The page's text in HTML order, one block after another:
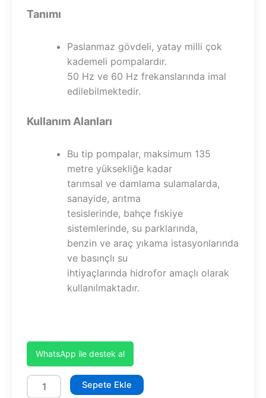
Tanımı
Paslanmaz gövdeli, yatay milli çok
kademeli pompalardır.
50 Hz ve 60 Hz frekanslarında imal
edilebilmektedir.
Kullanım Alanları
Bu tip pompalar, maksimum 135
metre yüksekliğe kadar
tarımsal ve damlama sulamalarda,
sanayide, arıtma
tesislerinde, bahçe fıskiye
sistemlerinde, su parklarında,
benzin ve araç yıkama istasyonlarında
ve basınçlı su
ihtiyaçlarında hidrofor amaçlı olarak
kullanılmaktadır.
WhatsApp ile destek al
SYMT8-
400/10
Sepete Ekle